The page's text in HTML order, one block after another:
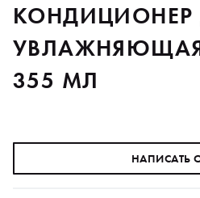
КОНДИЦИОНЕР
УВЛАЖНЯЮЩАЯ
355 МЛ
НАПИСАТЬ